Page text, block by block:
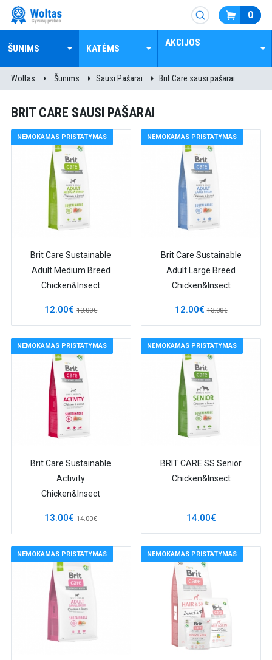
0
ŠUNIMS KATĖMS
AKCIJOS
Woltas Šunims Sausi Pašarai Brit Care sausi pašarai
BRIT CARE SAUSI PAŠARAI
NEMOKAMAS PRISTATYMAS
Brit Care Sustainable
Adult Medium Breed
Chicken&Insect
12.00€13.00€
NEMOKAMAS PRISTATYMAS
Brit Care Sustainable
Adult Large Breed
Chicken&Insect
12.00€13.00€
NEMOKAMAS PRISTATYMAS
Brit Care Sustainable
Activity
Chicken&Insect
13.00€14.00€
NEMOKAMAS PRISTATYMAS
BRIT CARE SS Senior
Chicken&Insect
14.00€
NEMOKAMAS PRISTATYMAS NEMOKAMAS PRISTATYMAS